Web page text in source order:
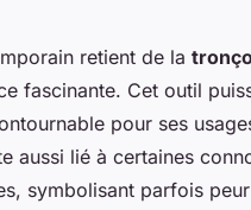
retient de la
fascinante. Cet outil
pour ses
aussi lié à certaines
symbolisant parfois